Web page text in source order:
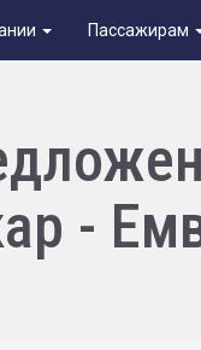
Пассажирам
-